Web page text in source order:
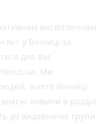
висвітленням
№1 у Вінниці за
для Вас
Ми
життя Вінниці.
новини в розділ
до видавничої групи